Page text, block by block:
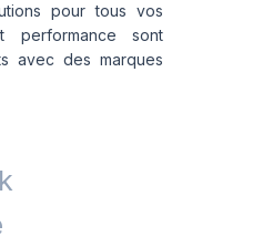
pour tous vos
performance sont
avec des marques